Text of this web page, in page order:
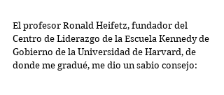
El profesor Ronald Heifetz, fundador del
Centro de Liderazgo de la Escuela Kennedy de
Gobierno de la Universidad de Harvard, de
donde me gradué, me dio un sabio consejo: